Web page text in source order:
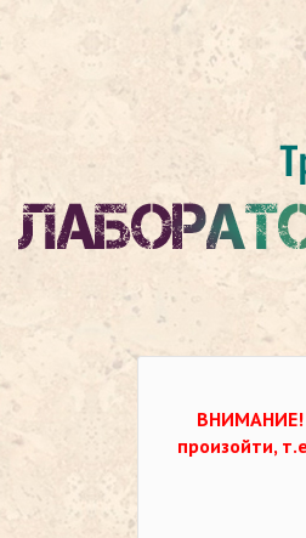
ВНИМАНИЕ!
произойти,